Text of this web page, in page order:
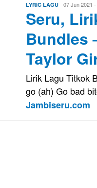
LYRIC LAGU Eri
Saputra
07 Jun 2021
Seru,
Bundles
Taylor
Lirik Lagu Titkok
go (ah) Go bad
Jambiseru.com